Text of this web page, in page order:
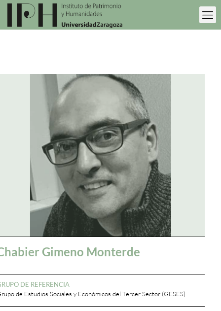
Gimeno Monterde
DE REFERENCIA
de Estudios Sociales y Económicos del Tercer Sector (GESES)